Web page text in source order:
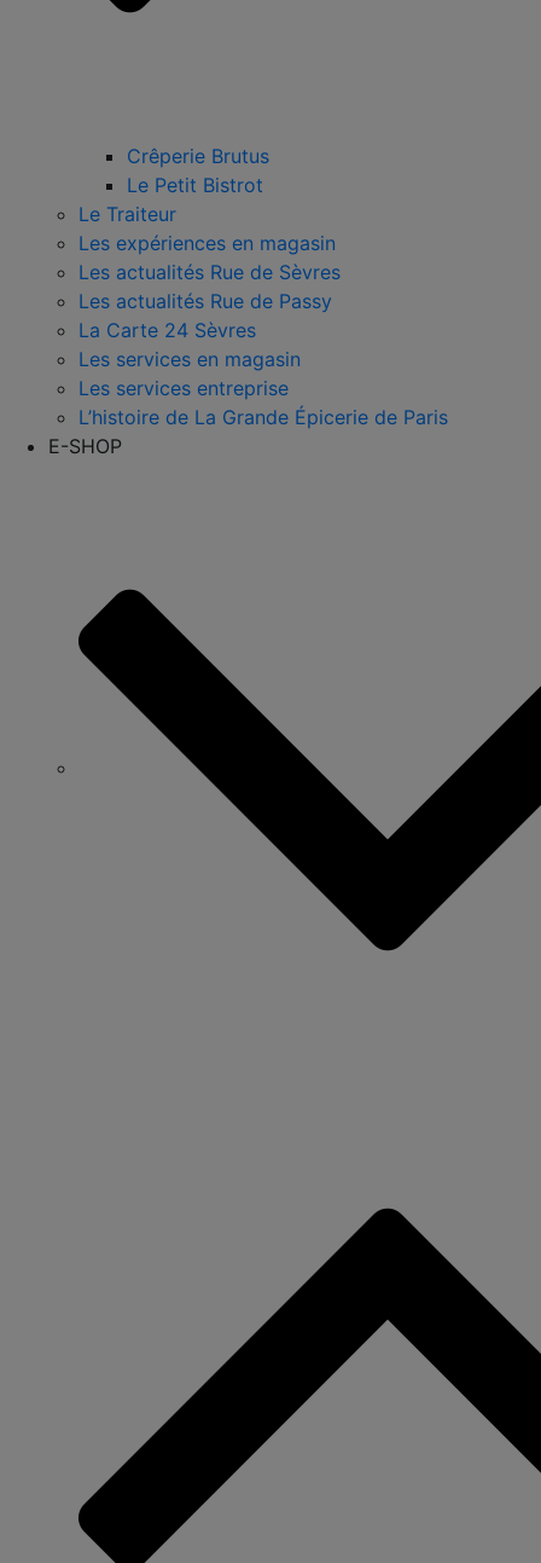
Crêperie Brutus
Le Petit Bistrot
Le Traiteur
Les expériences en magasin
Les actualités Rue de Sèvres
Les actualités Rue de Passy
La Carte 24 Sèvres
Les services en magasin
Les services entreprise
L’histoire de La Grande Épicerie de Paris
E-SHOP